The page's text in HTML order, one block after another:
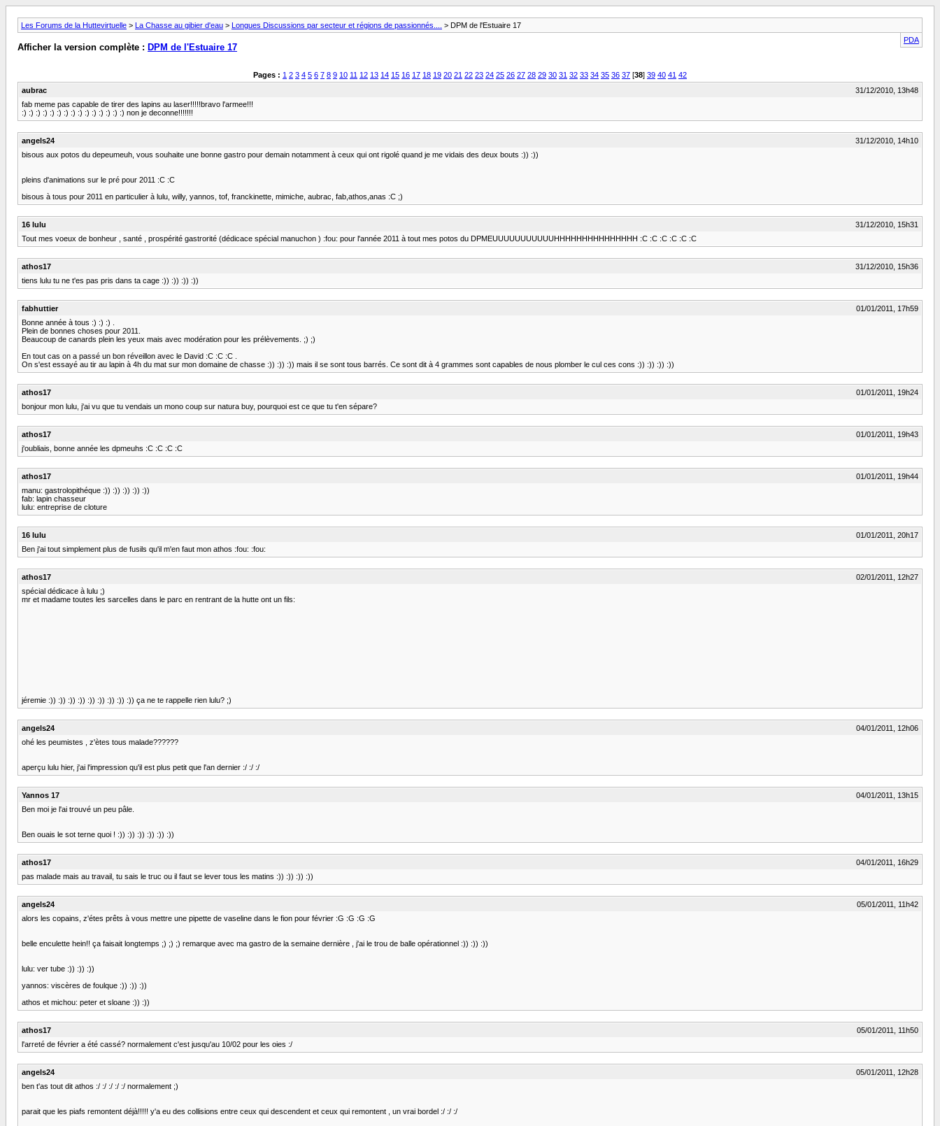
Les Forums de la Huttevirtuelle > La Chasse au gibier d'eau > Longues Discussions par secteur et régions de passionnés....
> DPM de l'Estuaire 17
PDA
Afficher la version complète : DPM de l'Estuaire 17
Pages : 1 2 3 4 5 6 7 8 9 10 11 12 13 14 15 16 17 18 19 20 21 22 23 24 25 26 27 28 29 30 31 32 33 34 35 36 37 [38] 39 40 41 42
aubrac
31/12/2010, 13h48
fab meme pas capable de tirer des lapins au laser!!!!!bravo l'armee!!!
:) :) :) :) :) :) :) :) :) :) :) :) :) :) :) non je deconne!!!!!!!
angels24
31/12/2010, 14h10
bisous aux potos du depeumeuh, vous souhaite une bonne gastro pour demain notamment à ceux qui ont rigolé quand je me vidais des deux bouts :)) :))
pleins d'animations sur le pré pour 2011 :C :C
bisous à tous pour 2011 en particulier à lulu, willy, yannos, tof, franckinette, mimiche, aubrac, fab,athos,anas :C ;)
16 lulu
31/12/2010, 15h31
Tout mes voeux de bonheur , santé , prospérité gastrorité (dédicace spécial manuchon ) :fou: pour l'année 2011 à tout mes potos du DPMEUUUUUUUUUUUHHHHHHHHHHHHHHH :C :C :C :C :C :C
athos17
31/12/2010, 15h36
tiens lulu tu ne t'es pas pris dans ta cage :)) :)) :)) :))
fabhuttier
01/01/2011, 17h59
Bonne année à tous :) :) :) .
Plein de bonnes choses pour 2011.
Beaucoup de canards plein les yeux mais avec modération pour les prélèvements. ;) ;)
En tout cas on a passé un bon réveillon avec le David :C :C :C .
On s'est essayé au tir au lapin à 4h du mat sur mon domaine de chasse :)) :)) :)) mais il se sont tous barrés. Ce sont dit à 4 grammes sont capables de nous plomber le cul ces cons :)) :)) :)) :))
athos17
01/01/2011, 19h24
bonjour mon lulu, j'ai vu que tu vendais un mono coup sur natura buy, pourquoi est ce que tu t'en sépare?
athos17
01/01/2011, 19h43
j'oubliais, bonne année les dpmeuhs :C :C :C :C
athos17
01/01/2011, 19h44
manu: gastrolopithéque :)) :)) :)) :)) :))
fab: lapin chasseur
lulu: entreprise de cloture
16 lulu
01/01/2011, 20h17
Ben j'ai tout simplement plus de fusils qu'il m'en faut mon athos :fou: :fou:
athos17
02/01/2011, 12h27
spécial dédicace à lulu ;)
mr et madame toutes les sarcelles dans le parc en rentrant de la hutte ont un fils:
jéremie :)) :)) :)) :)) :)) :)) :)) :)) :)) ça ne te rappelle rien lulu? ;)
angels24
04/01/2011, 12h06
ohé les peumistes , z'ètes tous malade??????
aperçu lulu hier, j'ai l'impression qu'il est plus petit que l'an dernier :/ :/ :/
Yannos 17
04/01/2011, 13h15
Ben moi je l'ai trouvé un peu pâle.
Ben ouais le sot terne quoi ! :)) :)) :)) :)) :)) :))
athos17
04/01/2011, 16h29
pas malade mais au travail, tu sais le truc ou il faut se lever tous les matins :)) :)) :)) :))
angels24
05/01/2011, 11h42
alors les copains, z'étes prêts à vous mettre une pipette de vaseline dans le fion pour février :G :G :G :G
belle enculette hein!! ça faisait longtemps ;) ;) ;) remarque avec ma gastro de la semaine dernière , j'ai le trou de balle opérationnel :)) :)) :))
lulu: ver tube :)) :)) :))
yannos: viscères de foulque :)) :)) :))
athos et michou: peter et sloane :)) :))
athos17
05/01/2011, 11h50
l'arreté de février a été cassé? normalement c'est jusqu'au 10/02 pour les oies :/
angels24
05/01/2011, 12h28
ben t'as tout dit athos :/ :/ :/ :/ :/ normalement ;)
parait que les piafs remontent déjà!!!!! y'a eu des collisions entre ceux qui descendent et ceux qui remontent , un vrai bordel :/ :/ :/